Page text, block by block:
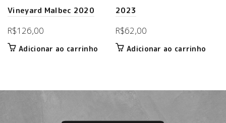
Vineyard Malbec 2020
R$126,00
Adicionar ao carrinho
2023
R$62,00
Adicionar ao carrinho